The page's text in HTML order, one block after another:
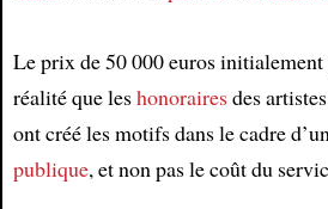
Le prix de 50 000 euros
réalité que leshonorairesdes
ont créé les motifs dans le cadre
publique, et non pas le coût du